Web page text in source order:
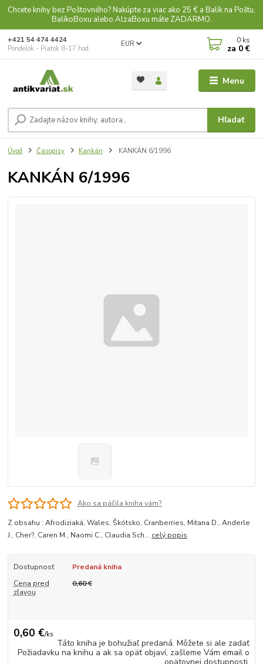
Chcete knihy bez Poštovného? Nakúpte za viac ako 25 € a Balík na Poštu,
BalíkoBoxu alebo AlzaBoxu máte ZADARMO.
Menu
EUR
Hľadať
+421 54 474 4424
Pondelok - Piatok 8-17 hod.
0 ks
za 0 €
Úvod Časopisy Kankán KANKÁN 6/1996
KANKÁN 6/1996
Ako sa páčila kniha vám?
Z obsahu : Afrodiziaká, Wales, Škótsko, Cranberries, Mitana D., Anderle
J., Cher?, Caren M., Naomi C., Claudia Sch... celý popis
Dostupnosť
Predaná kniha
Cena pred
zľavou
0,60 €
0,60 €/ks
Táto kniha je bohužiaľ predaná. Môžete si ale zadať
Požiadavku na knihu a ak sa opäť objaví, zašleme Vám email o